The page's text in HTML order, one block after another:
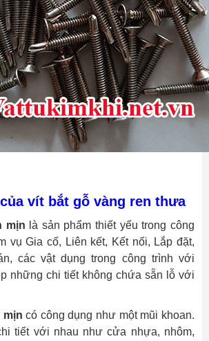
vít bắt gỗ vàng ren thưa
mịn là sản phẩm thiết yếu trong công
vụ Gia cố, Liên kết, Kết nối, Lắp đặt,
các vật dụng trong công trình với
những chi tiết không chứa sẵn lỗ với
mịn có công dụng như một mũi khoan.
tiết với nhau như cửa nhựa, nhôm,